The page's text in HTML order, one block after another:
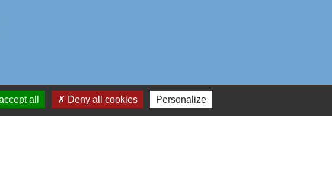
Partenaires institutionnels
all Deny all cookies Personalize